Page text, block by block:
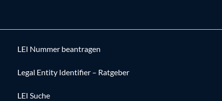
LEI Nummer beantragen
Legal Entity Identifier – Ratgeber
LEI Suche